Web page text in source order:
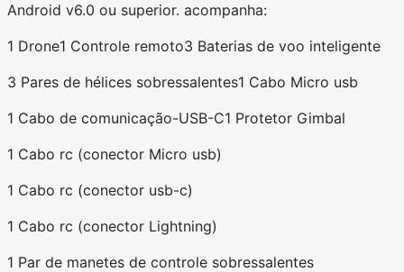
Android v6.0 ou superior. acompanha:
1 Drone1 Controle remoto3 Baterias de voo inteligente
3 Pares de hélices sobressalentes1 Cabo Micro usb
1 Cabo de comunicação-USB-C1 Protetor Gimbal
1 Cabo rc (conector Micro usb)
1 Cabo rc (conector usb-c)
1 Cabo rc (conector Lightning)
1 Par de manetes de controle sobressalentes